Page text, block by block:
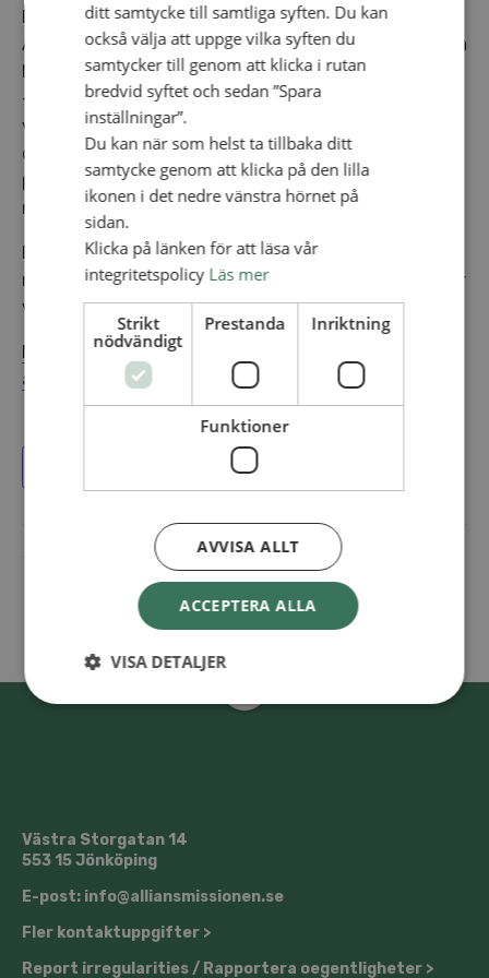
De visade oss särskild omsorg och är hämtat från
Apostlagärningarna 28:2 då Paulus led skeppsbrott på
Malta.
– Vi hoppas att Böneveckans tema kommer att bli en
väckarklocka. Om vi bekänner vårt kristna ursprung är
det vår plikt att välkomna andra människor, säger Mgr
professor Hector Scerri, ordförande för det kristna
rådet på Malta.
Böneveckan är världens största ekumeniska
manifestation och genomförs i mer än 120 länder. Gör
vad ni kan för att vara med.
Ni hittar mer information om årets tema och material
att använda här.
Västra Storgatan 14
553 15 Jönköping
E-post: info@alliansmissionen.se
Fler kontaktuppgifter >
Report irregularities / Rapportera oegentligheter >
ditt samtycke till samtliga syften. Du kan
också välja att uppge vilka syften du
samtycker till genom att klicka i rutan
bredvid syftet och sedan ”Spara
inställningar”.
Du kan när som helst ta tillbaka ditt
samtycke genom att klicka på den lilla
ikonen i det nedre vänstra hörnet på
sidan.
Klicka på länken för att läsa vår
integritetspolicy Läs mer
Strikt
nödvändigt
Prestanda Inriktning
Funktioner
ACCEPTERA ALLA
AVVISA ALLT
VISA DETALJER